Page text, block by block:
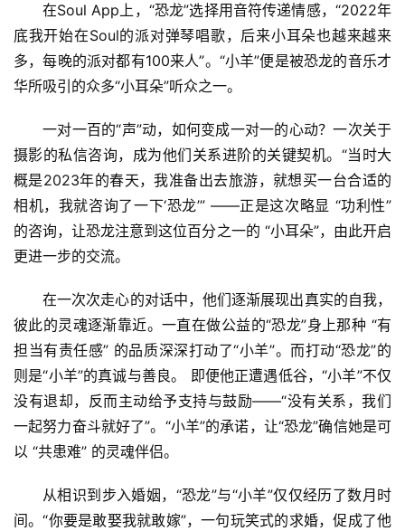
在Soul App上，“恐龙”选择用音符传递情感，“2022年
底我开始在Soul的派对弹琴唱歌，后来小耳朵也越来越来
多，每晚的派对都有100来人”。“小羊”便是被恐龙的音乐才
华所吸引的众多“小耳朵”听众之一。
一对一百的“声”动，如何变成一对一的心动？一次关于
摄影的私信咨询，成为他们关系进阶的关键契机。“当时大
概是2023年的春天，我准备出去旅游，就想买一台合适的
相机，我就咨询了一下‘恐龙’” ——正是这次略显 “功利性”
的咨询，让恐龙注意到这位百分之一的 “小耳朵”，由此开启
更进一步的交流。
在一次次走心的对话中，他们逐渐展现出真实的自我，
彼此的灵魂逐渐靠近。一直在做公益的“恐龙”身上那种 “有
担当有责任感” 的品质深深打动了“小羊”。而打动“恐龙”的
则是“小羊”的真诚与善良。 即便他正遭遇低谷，“小羊”不仅
没有退却，反而主动给予支持与鼓励——“没有关系，我们
一起努力奋斗就好了”。“小羊”的承诺，让“恐龙”确信她是可
以 “共患难” 的灵魂伴侣。
从相识到步入婚姻，“恐龙”与“小羊”仅仅经历了数月时
间。“你要是敢娶我就敢嫁”，一句玩笑式的求婚，促成了他